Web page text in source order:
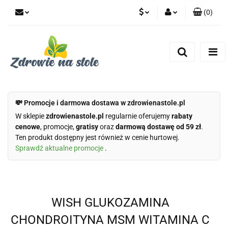
(0)
💸 Promocje i darmowa dostawa w zdrowienastole.pl
W sklepiezdrowienastole.pl regularnie oferujemyrabaty
cenowe, promocje,gratisyorazdarmową dostawę od 59 zł.
Ten produkt dostępny jest również w cenie hurtowej.
Sprawdź aktualne promocje .
WISH GLUKOZAMINA
CHONDROITYNA MSM WITAMINA C